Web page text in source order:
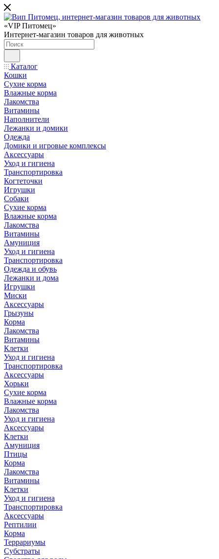
«VIP Питомец»
Интернет-магазин товаров для животных
Каталог
Кошки
Сухие корма
Влажные корма
Лакомства
Витамины
Наполнители
Лежанки и домики
Одежда
Домики и игровые комплексы
Аксессуары
Уход и гигиена
Транспортировка
Когтеточки
Игрушки
Собаки
Сухие корма
Влажные корма
Лакомства
Витамины
Амуниция
Уход и гигиена
Транспортировка
Одежда и обувь
Лежанки и дома
Игрушки
Миски
Аксессуары
Грызуны
Корма
Лакомства
Витамины
Клетки
Уход и гигиена
Транспортировка
Аксессуары
Хорьки
Сухие корма
Влажные корма
Лакомства
Уход и гигиена
Аксессуары
Клетки
Амуниция
Птицы
Корма
Лакомства
Витамины
Клетки
Уход и гигиена
Транспортировка
Аксессуары
Рептилии
Корма
Террариумы
Субстраты